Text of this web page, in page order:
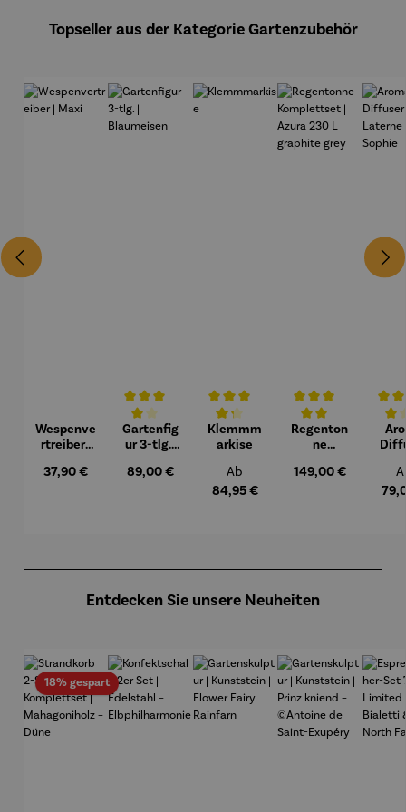
Topseller aus der Kategorie Gartenzubehör
Wespenve
rtreiber |
Regulärer Preis:
37,90 €
Durchschnittliche Bewertung von 4 von 5 Sternen
Gartenfig
ur 3-tlg. |
en
Regulärer Preis:
89,00 €
Durchschnittliche Bewertung von 4.3
Klemmm
arkise
Regulärer Preis:
Ab
84,95 €
Durchschnittliche
Regenton
ne
set | Azura
Regulärer Preis:
149,00 €
Entdecken Sie unsere Neuheiten
18% gespartRabatt